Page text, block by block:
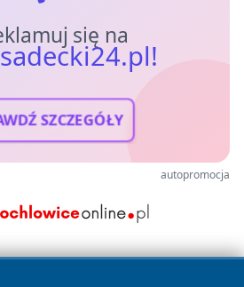
się na
SZCZEGÓŁY
autopromocja